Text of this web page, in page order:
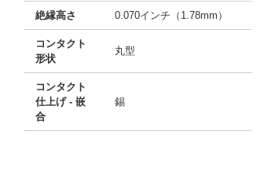
絶縁高さ 0.070インチ（1.78mm）
コンタクト
形状
丸型
コンタクト
仕上げ - 嵌
合
錫